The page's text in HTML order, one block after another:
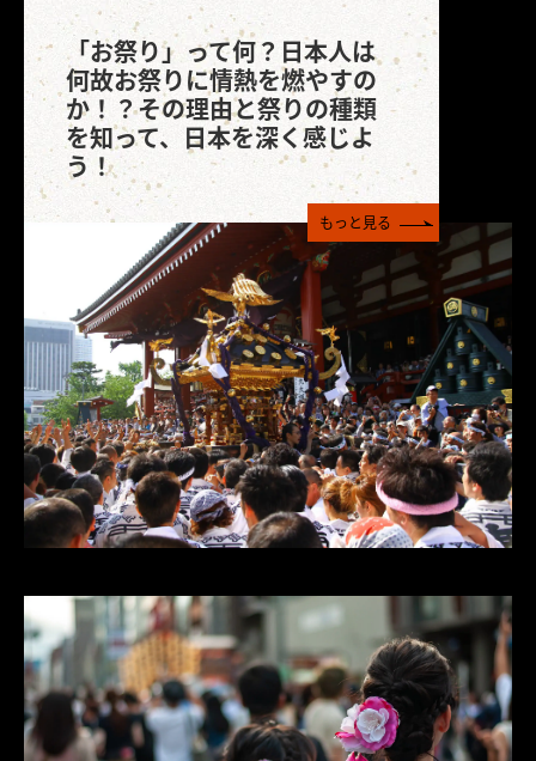
「お祭り」って何？日本人は
何故お祭りに情熱を燃やすの
か！？その理由と祭りの種類
を知って、日本を深く感じよ
う！
もっと見る